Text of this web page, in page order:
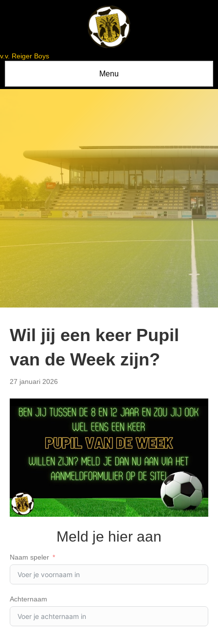
v.v. Reiger Boys
Menu
Wil jij een keer Pupil
van de Week zijn?
27 januari 2026
Meld je hier aan
Naam speler
Achternaam